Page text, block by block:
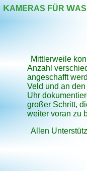
KAMERAS FÜRW
Mittlerweile
Anzahl
angeschafft
Veld und an
Uhr
großer Schritt,
weiter voran zu
Allen